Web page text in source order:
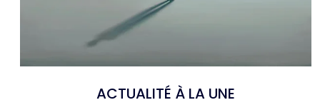
ACTUALITÉ À LA UNE